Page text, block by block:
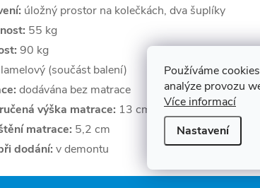
Používáme
analýze provozu
Více informací
Nastavení
úložný prostor na kolečkách, dva šuplíky
55 kg
90 kg
lamelový (součást balení)
dodávána bez matrace
výška matrace: 13 cm
matrace: 5,2 cm
dodání: v demontu